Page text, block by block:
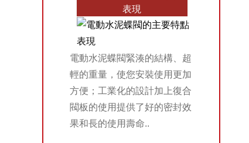
表現
電動水泥蝶閥緊湊的結構、超
輕的重量，使您安裝使用更加
方便；工業化的設計加上復合
閥板的使用提供了好的密封效
果和長的使用壽命..